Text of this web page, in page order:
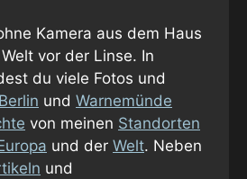
Kamera aus dem Haus
vor der Linse. In
du viele Fotos und
Berlin und Warnemünde
von meinen Standorten
und der Welt. Neben
und